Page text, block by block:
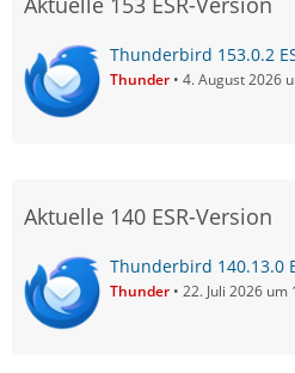
Thunderbird 153.0.2
Thunder 4. August 2026
Aktuelle 140 ESR-Version
Thunderbird 140.13.0
Thunder 22. Juli 2026 um